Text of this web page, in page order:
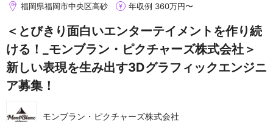
福岡県福岡市中央区高砂 年収例 360万円〜
＜とびきり面白いエンターテイメントを作り続
ける！_モンブラン・ピクチャーズ株式会社＞
新しい表現を生み出す3Dグラフィックエンジニ
ア募集！
モンブラン・ピクチャーズ株式会社